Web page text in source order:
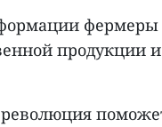
продукции